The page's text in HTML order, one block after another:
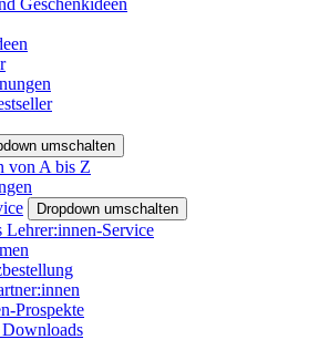
Geschenkideen
umschalten
von A bis Z
Dropdown umschalten
Lehrer:innen-Service
Prospekte